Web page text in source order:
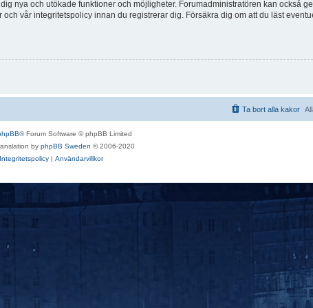
nya och utökade funktioner och möjligheter. Forumadministratören kan också
vår integritetspolicy innan du registrerar dig. Försäkra dig om att du läst
Ta bort alla kakor
® Forum Software © phpBB Limited
by phpBB Sweden © 2006-2020
Integritetspolicy| Användarvillkor